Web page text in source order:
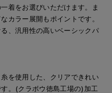
着をお選びいただけます。ま
カラー展開もポイントです。
、汎用性の高いベーシックパ
を使用した、クリアできれい
。(クラボウ徳島工場の)加工